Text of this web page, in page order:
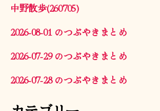
中野散歩(260705)
2026-08-01 のつぶやきまとめ
2026-07-29 のつぶやきまとめ
2026-07-28 のつぶやきまとめ